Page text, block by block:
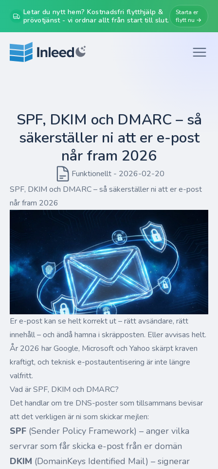
Letar du nytt hem? Kostnadsfri flytthjälp &
prövotjänst - vi ordnar allt från start till slut.
Starta er
flytt nu →
SPF, DKIM och DMARC – så
säkerställer ni att er e-post
når fram 2026
Funktionellt - 2026-02-20
SPF, DKIM och DMARC – så säkerställer ni att er e-post
når fram 2026
Er e-post kan se helt korrekt ut – rätt avsändare, rätt
innehåll – och ändå hamna i skräpposten. Eller avvisas helt.
År 2026 har Google, Microsoft och Yahoo skärpt kraven
kraftigt, och teknisk e-postautentisering är inte längre
valfritt.
Vad är SPF, DKIM och DMARC?
Det handlar om tre DNS-poster som tillsammans bevisar
att det verkligen är ni som skickar mejlen:
SPF (Sender Policy Framework) – anger vilka
servrar som får skicka e-post från er domän
DKIM (DomainKeys Identified Mail) – signerar